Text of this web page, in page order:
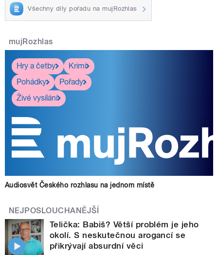
Všechny díly pořadu na mujRozhlas
mujRozhlas
Hry a četby
Krimi
Pohádky
Pořady
Živé vysílání
Audiosvět Českého rozhlasu na jednom místě
NEJPOSLOUCHANĚJŠÍ
Telička: Babiš? Větší problém je jeho
okolí. S neskutečnou arogancí se
přikrývají absurdní věci